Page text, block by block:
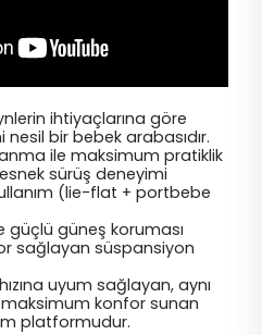
ihtiyaçlarına göre
bir bebek arabasıdır.
ile maksimum pratiklik
sürüş deneyimi
(lie-flat + portbebe
güçlü güneş koruması
sağlayan süspansiyon
uyum sağlayan, aynı
konfor sunan
platformudur.